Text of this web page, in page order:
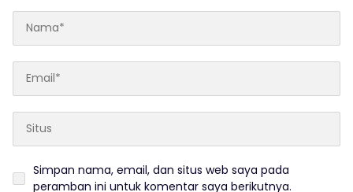
Simpan nama, email, dan situs web saya pada
peramban ini untuk komentar saya berikutnya.